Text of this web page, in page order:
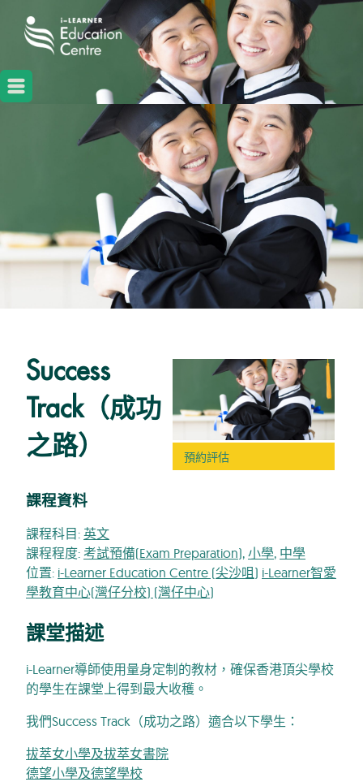
預約評估
Success
Track（成功
之路）
課程資料
課程科目: 英文
課程程度: 考試預備(Exam Preparation), 小學, 中學
位置: i-Learner Education Centre (尖沙咀) i-Learner智愛
學教育中心(灣仔分校) (灣仔中心)
課堂描述
i-Learner導師使用量身定制的教材，確保香港頂尖學校
的學生在課堂上得到最大收穫。
我們Success Track（成功之路）適合以下學生：
拔萃女小學及拔萃女書院
德望小學及德望學校